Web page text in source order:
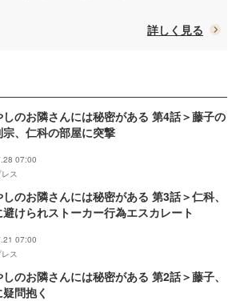
詳しく見る
しのお隣さんには秘密がある 第4話＞藤子の
、仁科の部屋に突撃
07:00
ス
しのお隣さんには秘密がある 第3話＞仁科、
けられストーカー行為エスカレート
07:00
ス
しのお隣さんには秘密がある 第2話＞藤子、
問抱く